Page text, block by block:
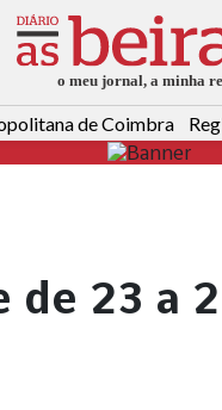
de Coimbra
de 23 a